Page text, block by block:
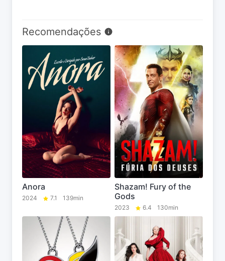
Recomendações
Anora
2024 7.1 139min
Shazam! Fury of the
Gods
2023 6.4 130min